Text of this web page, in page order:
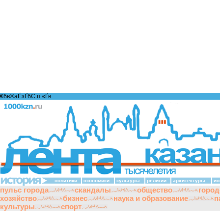
€бв®аЁзҐбЄ п «Ґ­в
политики экономики культуры религии архитектуры
пульс города скандалы общество
хозяйство
бизнес наука и образование
культуры
спорт